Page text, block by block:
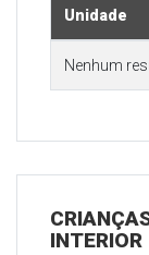
Unidade
Nenhum
INTERIOR